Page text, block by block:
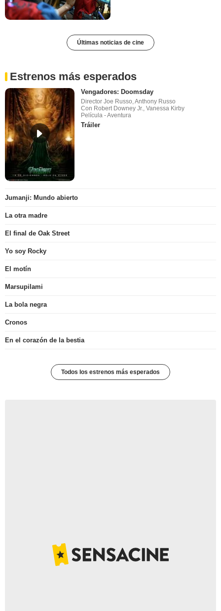
Últimas noticias de cine
Estrenos más esperados
Vengadores: Doomsday
Director Joe Russo, Anthony Russo
Con Robert Downey Jr., Vanessa Kirby
Película - Aventura
Tráiler
Jumanji: Mundo abierto
La otra madre
El final de Oak Street
Yo soy Rocky
El motín
Marsupilami
La bola negra
Cronos
En el corazón de la bestia
Todos los estrenos más esperados